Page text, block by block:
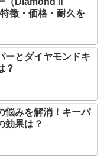
本当に高い価値は
ーコーティングとの
（DiamondⅡ
徴・価格・耐久を
ーとダイヤモンドキ
？